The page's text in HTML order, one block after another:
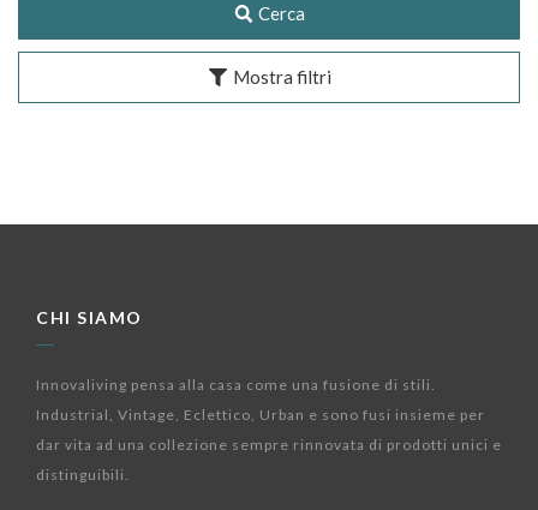
Cerca
Mostra filtri
CHI SIAMO
Innovaliving pensa alla casa come una fusione di stili.
Industrial, Vintage, Eclettico, Urban e sono fusi insieme per
dar vita ad una collezione sempre rinnovata di prodotti unici e
distinguibili.